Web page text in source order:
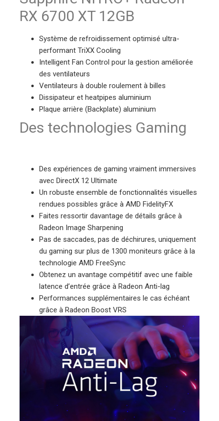
RX 6700 XT 12GB
Système de refroidissement optimisé ultra-
performant TriXX Cooling
Intelligent Fan Control pour la gestion améliorée
des ventilateurs
Ventilateurs à double roulement à billes
Dissipateur et heatpipes aluminium
Plaque arrière (Backplate) aluminium
Des technologies Gaming
Des expériences de gaming vraiment immersives
avec DirectX 12 Ultimate
Un robuste ensemble de fonctionnalités visuelles
rendues possibles grâce à AMD FidelityFX
Faites ressortir davantage de détails grâce à
Radeon Image Sharpening
Pas de saccades, pas de déchirures, uniquement
du gaming sur plus de 1300 moniteurs grâce à la
technologie AMD FreeSync
Obtenez un avantage compétitif avec une faib​le
latence d’entrée grâce à Radeon Anti-lag
Performances supplémentaires le cas échéant
grâce à Radeon Boost VRS